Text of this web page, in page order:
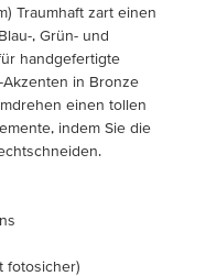
Traumhaft zart einen
, Grün- und
handgefertigte
in Bronze
einen tollen
indem Sie die
fotosicher)